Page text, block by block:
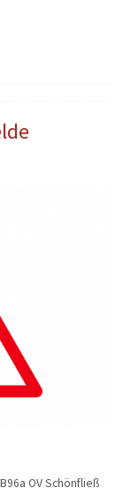
OV Schönfließ